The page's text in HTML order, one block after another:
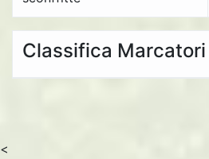
Classifica Marcatori
<